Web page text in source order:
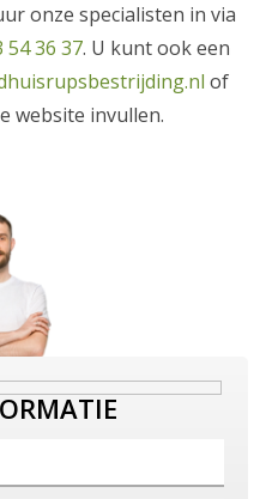
onze specialisten in via
54 36 37. U kunt ook een
of
website invullen.